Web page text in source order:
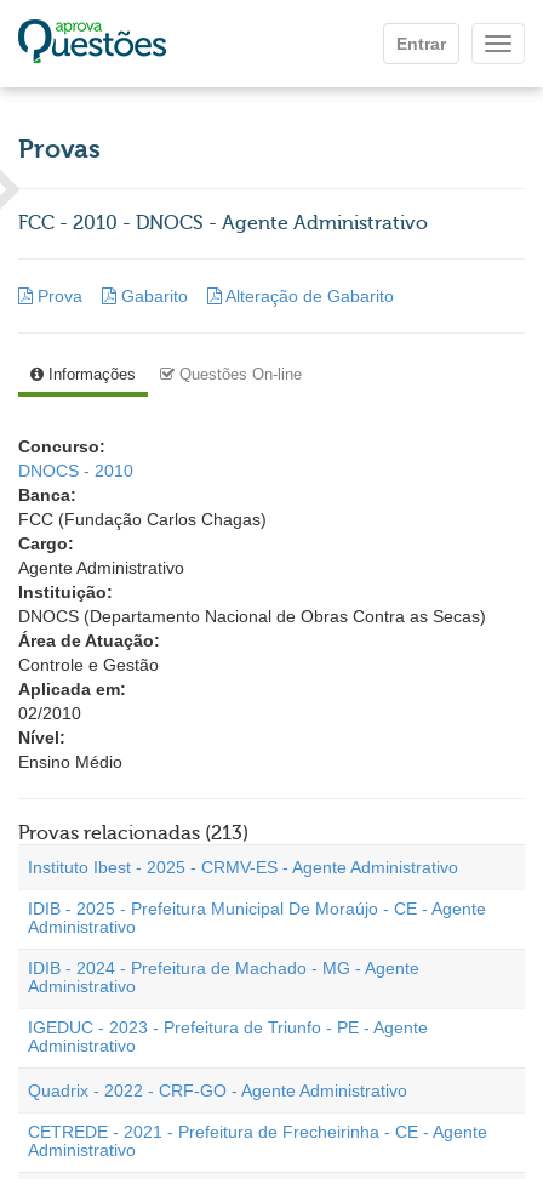
Entrar
Provas
FCC - 2010 - DNOCS - Agente Administrativo
Prova Gabarito Alteração de Gabarito
Informações Questões On-line
Concurso:
DNOCS - 2010
Banca:
FCC (Fundação Carlos Chagas)
Cargo:
Agente Administrativo
Instituição:
DNOCS (Departamento Nacional de Obras Contra as Secas)
Área de Atuação:
Controle e Gestão
Aplicada em:
02/2010
Nível:
Ensino Médio
Provas relacionadas (213)
Instituto Ibest - 2025 - CRMV-ES - Agente Administrativo
IDIB - 2025 - Prefeitura Municipal De Moraújo - CE - Agente
Administrativo
IDIB - 2024 - Prefeitura de Machado - MG - Agente
Administrativo
IGEDUC - 2023 - Prefeitura de Triunfo - PE - Agente
Administrativo
Quadrix - 2022 - CRF-GO - Agente Administrativo
CETREDE - 2021 - Prefeitura de Frecheirinha - CE - Agente
Administrativo